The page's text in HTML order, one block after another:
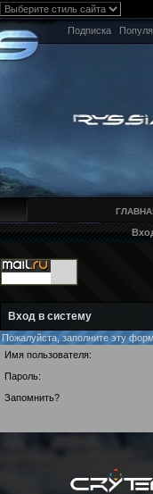
Подписка
Вход в систему
Пожалуйста, заполните эту
Имя пользователя:
Пароль:
Запомнить?